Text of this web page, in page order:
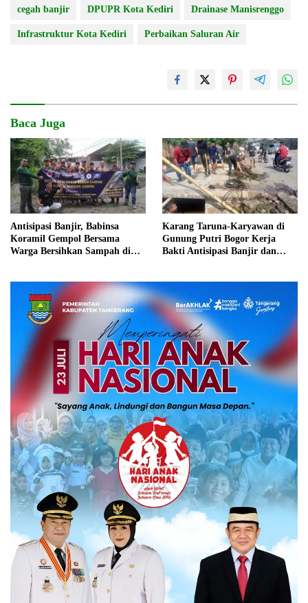
cegah banjir DPUPR Kota Kediri Drainase Manisrenggo
Infrastruktur Kota Kediri Perbaikan Saluran Air
Baca Juga
Antisipasi Banjir, Babinsa
Koramil Gempol Bersama
Warga Bersihkan Sampah di
Karang Taruna-Karyawan di
Gunung Putri Bogor Kerja
Bakti Antisipasi Banjir dan